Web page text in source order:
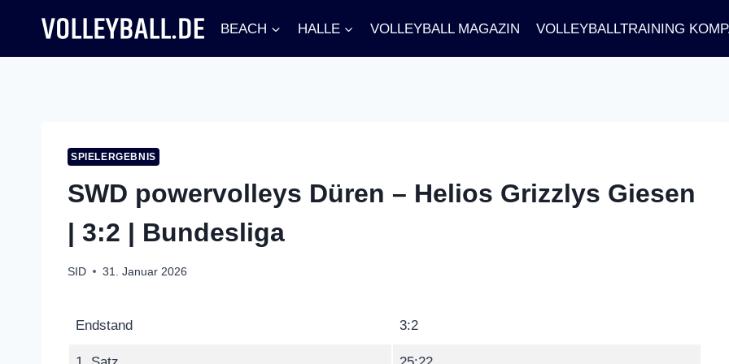
springen
BEACH HALLE VOLLEYBALL MAGAZIN VOLLEYBALLTRAINING
SPIELERGEBNIS
SWD powervolleys Düren – Helios Grizzlys Giesen
| 3:2 | Bundesliga
SID 31. Januar 2026
Endstand 3:2